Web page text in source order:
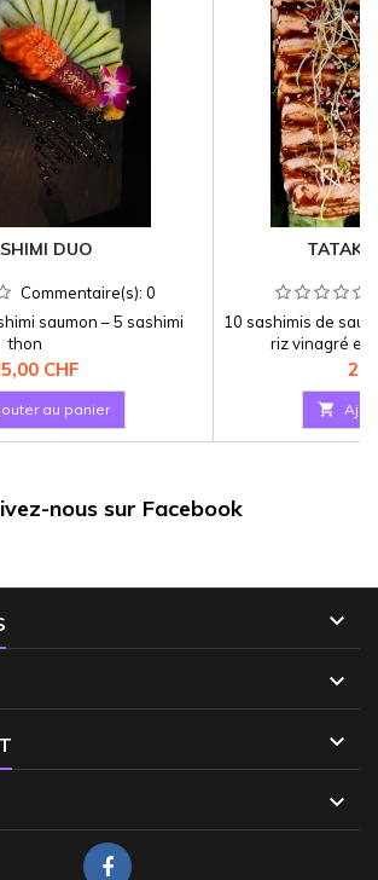
DUO
Commentaire(s): 0
saumon – 5 sashimi
thon
CHF
au panier
TATAKI
10 sashimis de
riz vinagré
Prix

nous sur Facebook



